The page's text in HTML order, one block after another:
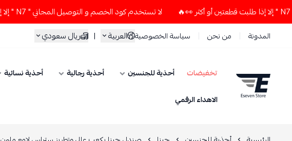
لا تستخدم كود الخصم و التوصيل المجاني " N7 " إلا إذا طلبت قطعتين أو أكثر 👀🔥
المدونة من نحن سياسة الخصوصية العربية | ريال سعودي
ESEVEN STORE
تخفيضات أحذية للجنسين أحذية رجالية أحذية نسائية
الاهداء الرقمي